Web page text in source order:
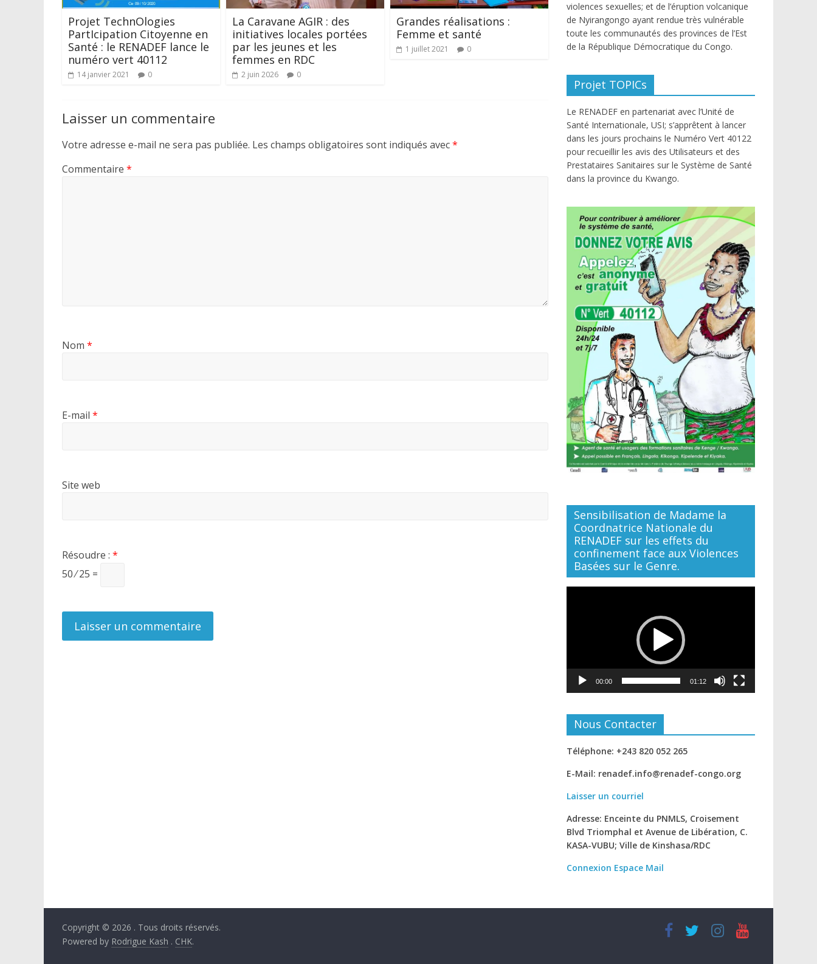
Projet TechnOlogies
PartIcipation Citoyenne en
Santé : le RENADEF lance le
numéro vert 40112
14 janvier 2021 0
La Caravane AGIR : des
initiatives locales portées
par les jeunes et les
femmes en RDC
2 juin 2026 0
Grandes réalisations :
Femme et santé
1 juillet 2021 0
Laisser un commentaire
Votre adresse e-mail ne sera pas publiée. Les champs obligatoires sont indiqués avec*
Commentaire *
Nom *
E-mail *
Site web
Résoudre : *
50 ⁄ 25 =
violences sexuelles; et de l’éruption volcanique
de Nyirangongo ayant rendue très vulnérable
toute les communautés des provinces de l’Est
de la République Démocratique du Congo.
Projet TOPICs
Le RENADEF en partenariat avec l’Unité de
Santé Internationale, USI; s’apprêtent à lancer
dans les jours prochains le Numéro Vert 40122
pour recueillir les avis des Utilisateurs et des
Prestataires Sanitaires sur le Système de Santé
dans la province du Kwango.
Sensibilisation de Madame la
Coordnatrice Nationale du
RENADEF sur les effets du
confinement face aux Violences
Basées sur le Genre.
00:00 01:12
Nous Contacter
Téléphone: +243 820 052 265
E-Mail: renadef.info@renadef-congo.org
Laisser un courriel
Adresse: Enceinte du PNMLS, Croisement
Blvd Triomphal et Avenue de Libération, C.
KASA-VUBU; Ville de Kinshasa/RDC
Connexion Espace Mail
Copyright © 2026 . Tous droits réservés.
Powered by Rodrigue Kash . CHK.